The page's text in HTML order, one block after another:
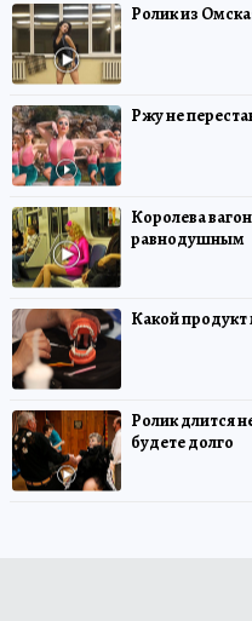
Ролик из
Ржу не
Королева
равнодушным
Какой
Ролик длится
будете долго